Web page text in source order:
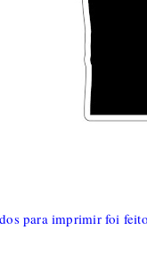
para imprimir foi